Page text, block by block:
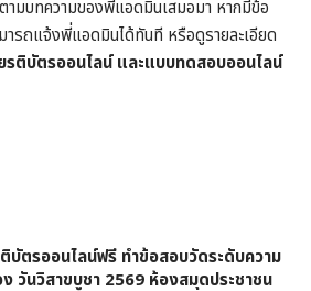
มบทความของพี่แอดมินเสมอมา หากมีข้อ
ารถแจ้งพี่แอดมินได้ทันที หรือดูรายละเอียด
รติบัตรออนไลน์ และแบบทดสอบออนไลน์
บัตรออนไลน์ฟรี ทำข้อสอบวัดระดับความ
ง วันวิสาขบูชา 2569 ห้องสมุดประชาชน